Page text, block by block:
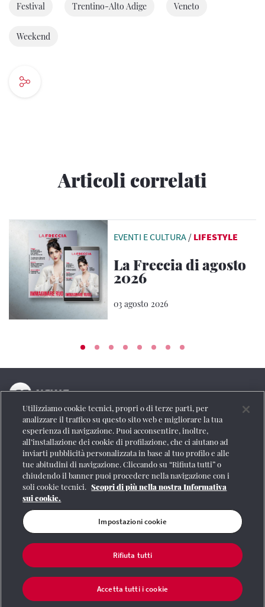
Festival Trentino-Alto Adige Veneto
Weekend
Articoli correlati
EVENTI E CULTURA / LIFESTYLE
La Freccia di agosto
2026
03 agosto 2026
La testata online del Gruppo FS Italiane
Social
Se vuoi contattarci o avere altre informazioni
CONTATTI
Registrazione Tribunale di Roma n° 204/2009
Aut. SIAE 1312/I/1382-Lic.
Società Consortile Fonografici 577/08|© Gruppo FS Italiane 2020|Mappa del
| |Credits | Protezione dei dati personali
Partita
Iva 06359501001
Utilizziamo cookie tecnici, propri o di terze parti, per
analizzare il traffico su questo sito web e migliorare la tua
esperienza di navigazione. Puoi acconsentire, inoltre,
all’installazione dei cookie di profilazione, che ci aiutano ad
inviarti pubblicità personalizzata in base al tuo profilo e alle
tue abitudini di navigazione. Cliccando su “Rifiuta tutti” o
chiudendo il banner puoi procedere nella navigazione con i
soli cookie tecnici. Scopri di più nella nostra Informativa
sui cookie.
Impostazioni cookie
Rifiuta tutti
Accetta tutti i cookie